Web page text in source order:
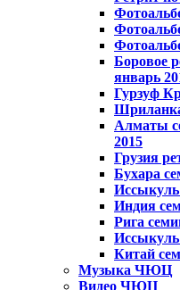
Боровое
январь
Гурзуф
Алматы
2015
Грузия
Бухара
Индия
Рига
Китай
Музыка ЧЮЦ
Видео ЧЮЦ